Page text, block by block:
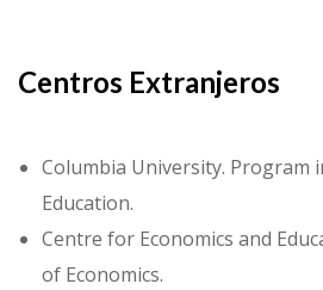
Centros Extranjeros
Columbia University. Program
Education.
Centre for Economics and
of Economics.